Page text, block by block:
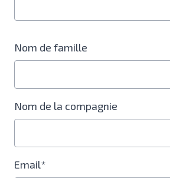
Nom de famille
Nom de la compagnie
Email*